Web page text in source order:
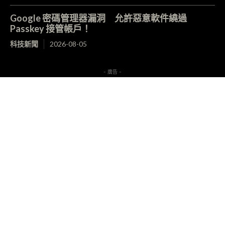
Google 密碼管理器漏洞 允許惡意軟件繞過
Passkey 接管帳戶！
科技新聞 2026-08-05
- 廣告 -